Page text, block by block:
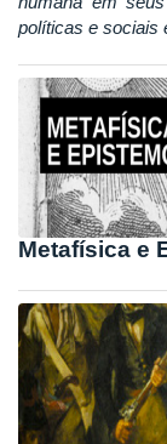
políticas e sociais
Metafísica e